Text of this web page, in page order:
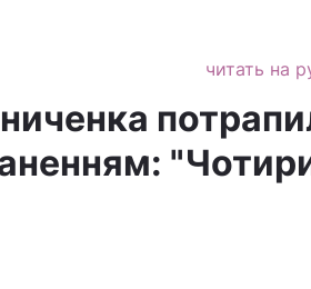
читать на